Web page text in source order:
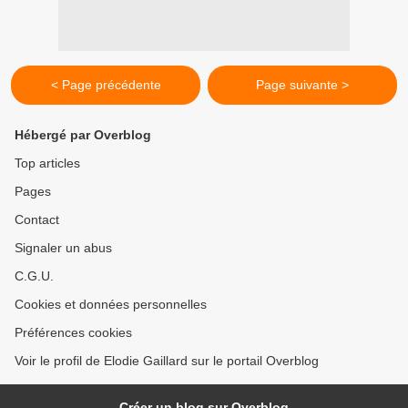
< Page précédente Page suivante >
Hébergé par Overblog
Top articles
Pages
Contact
Signaler un abus
C.G.U.
Cookies et données personnelles
Préférences cookies
Voir le profil de Elodie Gaillard sur le portail Overblog